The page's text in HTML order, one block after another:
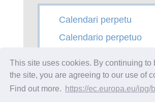
This site uses cookies. By continuing to
the site, you are agreeing to our use of
Find out more. https://ec.europa.eu/ipg/
Calendari perpetu
Calendario perpetuo
Calendrier perpétuel
Calendario perpetuo